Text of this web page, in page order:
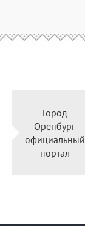
Город
Оренбург
официальный
портал